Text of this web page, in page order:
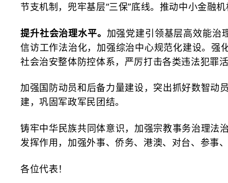
节支机制，兜牢基层“三保”底线。推动中小金融
提升社会治理水平。 加强党建引领基层高效能治
信访工作法治化，加强综治中心规范化建设。强
社会治安整体防控体系，严厉打击各类违法犯罪
加强国防动员和后备力量建设，突出抓好数智动
建，巩固军政军民团结。
铸牢中华民族共同体意识，加强宗教事务治理法
发挥作用，加强外事、侨务、港澳、对台、参事
各位代表！